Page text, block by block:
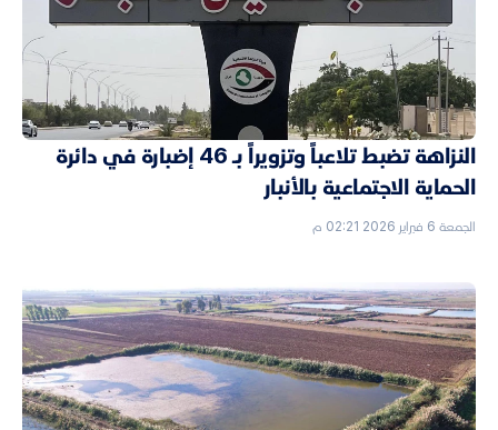
النزاهة تضبط تلاعباً وتزويراً بـ 46 إضبارة في دائرة
الحماية الاجتماعية بالأنبار
الجمعة 6 فبراير 2026 02:21 م